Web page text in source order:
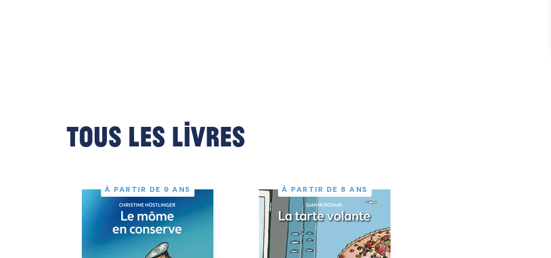
Tous les livres
À PARTIR DE 9 ANS À PARTIR DE 8 ANS